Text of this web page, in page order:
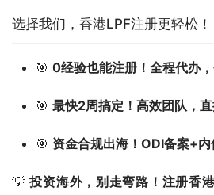
选择我们，香港LPF注册更轻松！
🎯 0经验也能注册！全程代办，
🎯 最快2周搞定！高效团队，
🎯 资金合规出海！ODI备案+内
💡投资海外，别走弯路！注册香